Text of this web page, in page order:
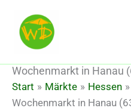
Inhalt
springen
Wochenmarkt in Hanau
Start Märkte
Hessen
Wochenmarkt in Hanau